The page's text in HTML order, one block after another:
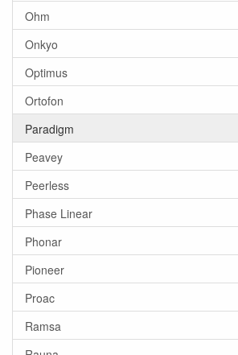
Ohm
Onkyo
Optimus
Ortofon
Paradigm
Peavey
Peerless
Phase Linear
Phonar
Pioneer
Proac
Ramsa